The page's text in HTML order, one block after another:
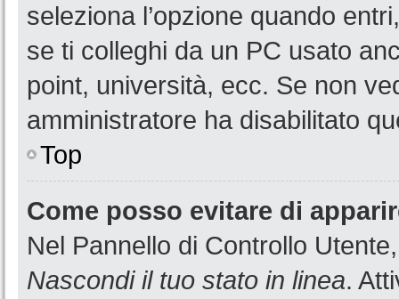
seleziona l’opzione quando
se ti colleghi da un PC usato
point, università, ecc. Se non
amministratore ha disabilitato
Top
Come posso evitare di
Nel Pannello di Controllo
Nascondi il tuo stato in linea.